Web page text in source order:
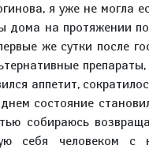
я уже не могла
дома на протяжении
же сутки после
аппетит,
состояние
собираюсь
себя человеком с